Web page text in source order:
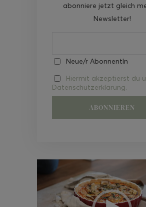
abonniere jetzt gleich
Newsletter!
Neue/r AbonnentIn
Hiermit akzeptierst du
Datenschutzerklärung.
Video-